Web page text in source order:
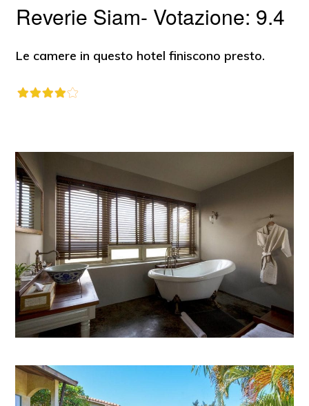
Reverie Siam- Votazione: 9.4
Le camere in questo hotel finiscono presto.